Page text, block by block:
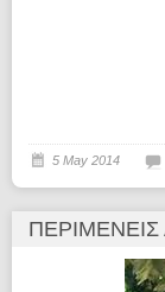
5 May 2014